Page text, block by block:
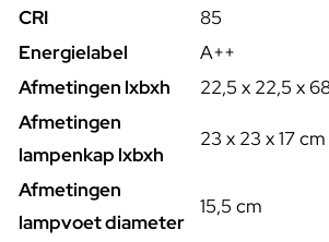
CRI
85
Energielabel
A++
Afmetingen lxbxh
22,5 x 22,5 x
Afmetingen
lampenkap lxbxh
23 x 23 x 17 cm
Afmetingen
lampvoet diameter
15,5 cm